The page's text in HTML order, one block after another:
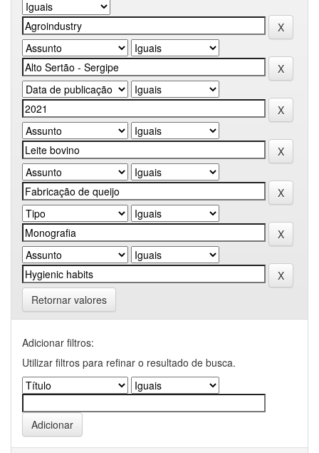
Retornar valores
Adicionar filtros:
Utilizar filtros para refinar o resultado de busca.